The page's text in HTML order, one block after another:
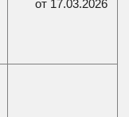
от 17.03.2026